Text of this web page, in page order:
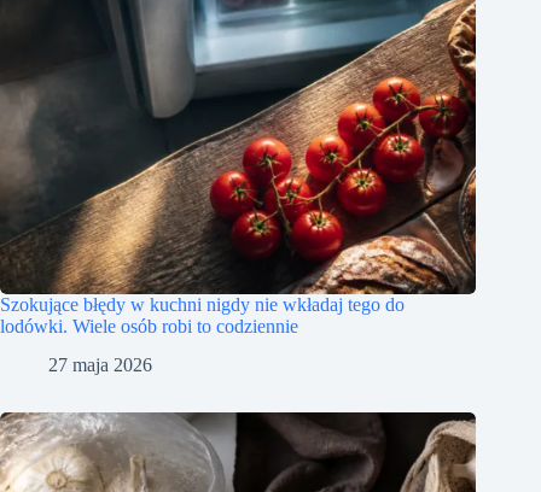
Szokujące błędy w kuchni nigdy nie wkładaj tego do
lodówki. Wiele osób robi to codziennie
27 maja 2026